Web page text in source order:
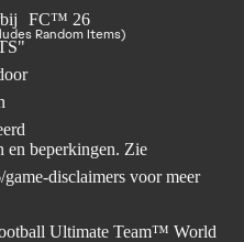
Random Items)
en beperkingen. Zie
disclaimers voor meer
Ultimate Team™ World